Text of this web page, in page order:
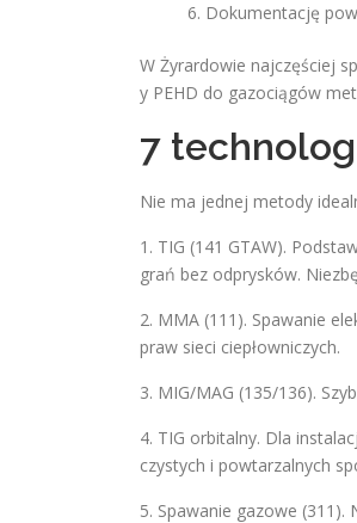
Dokumentację
W Żyrardowie najczęściej
y PEHD do gazociągów
7
Nie ma jednej metody
1. TIG (141 GTAW).
grań bez odprysków.
2. MMA (111). Spawanie
praw sieci ciepłowniczych.
3. MIG/MAG (135/136).
4. TIG orbitalny. Dla
czystych i powtarzalnych
5. Spawanie gazowe (311).